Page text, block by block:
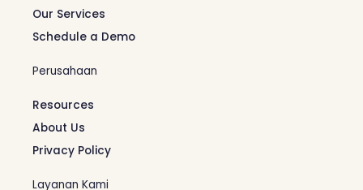
Our Services
Schedule a Demo
Perusahaan
Resources
About Us
Privacy Policy
Layanan Kami